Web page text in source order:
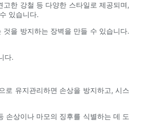
한 강철 등 다양한 스타일로 제공되며,
있습니다.
을 방지하는 장벽을 만들 수 있습니다.
다.
로 유지관리하면 손상을 방지하고, 시스
손상이나 마모의 징후를 식별하는 데 도